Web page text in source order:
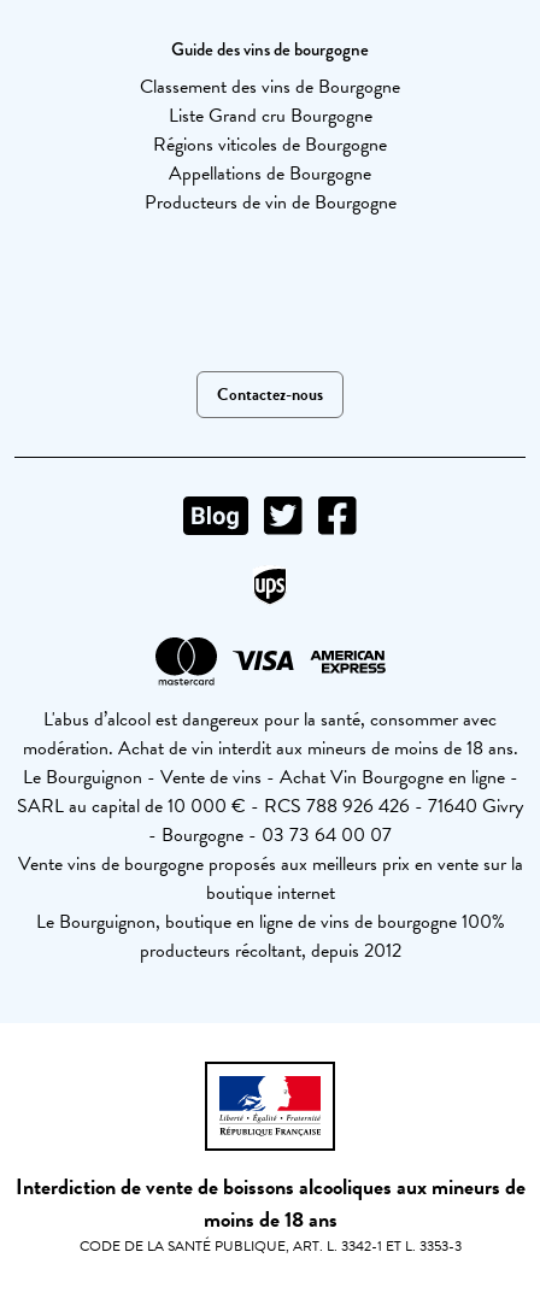
Guide des vins de bourgogne
Classement des vins de Bourgogne
Liste Grand cru Bourgogne
Régions viticoles de Bourgogne
Appellations de Bourgogne
Producteurs de vin de Bourgogne
Contactez-nous
L'abus d’alcool est dangereux pour la santé, consommer avec
modération. Achat de vin interdit aux mineurs de moins de 18 ans.
Le Bourguignon - Vente de vins - Achat Vin Bourgogne en ligne -
SARL au capital de 10 000 € - RCS 788 926 426 - 71640 Givry
- Bourgogne - 03 73 64 00 07
Vente vins de bourgogne proposés aux meilleurs prix en vente sur la
boutique internet
Le Bourguignon, boutique en ligne de vins de bourgogne 100%
producteurs récoltant, depuis 2012
Interdiction de vente de boissons alcooliques aux mineurs de
moins de 18 ans
CODE DE LA SANTÉ PUBLIQUE, ART. L. 3342-1 ET L. 3353-3